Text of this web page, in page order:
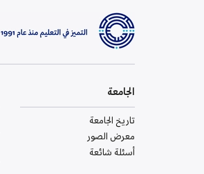
الجامعة
تاريخ الجامعة
معرض الصور
أسئلة شائعة